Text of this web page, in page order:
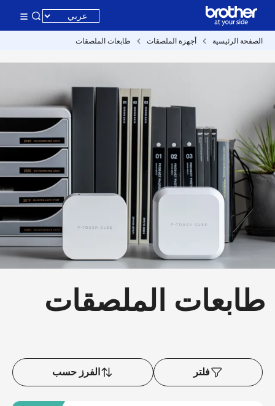
الصفحة الرئيسية أجهزة الملصقات طابعات الملصقات
طابعات الملصقات
فلتر الفرز حسب